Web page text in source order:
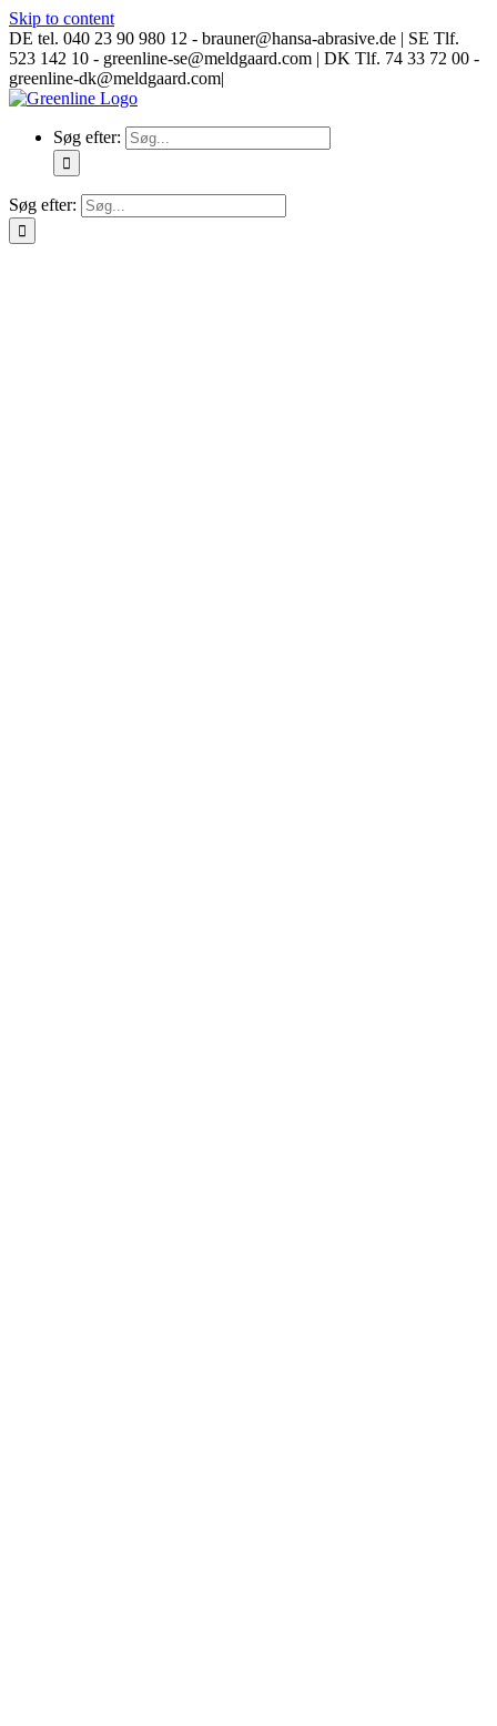
Skip to content
DE tel. 040 23 90 980 12 - brauner@hansa-abrasive.de | SE Tlf.
523 142 10 - greenline-se@meldgaard.com | DK Tlf. 74 33 72 00 -
greenline-dk@meldgaard.com|
Søg efter:
Søg efter: